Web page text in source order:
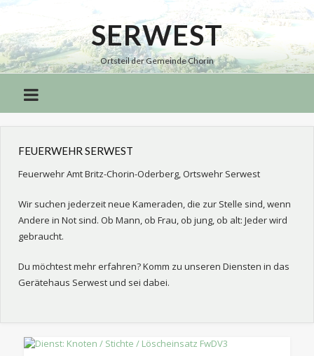
Serwest
SERWEST
Ortsteil der Gemeinde Chorin
FEUERWEHR SERWEST
Feuerwehr Amt Britz-Chorin-Oderberg, Ortswehr Serwest
Wir suchen jederzeit neue Kameraden, die zur Stelle sind, wenn
Andere in Not sind. Ob Mann, ob Frau, ob jung, ob alt: Jeder wird
gebraucht.
Du möchtest mehr erfahren? Komm zu unseren Diensten in das
Gerätehaus Serwest und sei dabei.